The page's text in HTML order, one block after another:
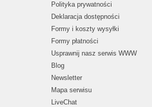
Polityka prywatności
Deklaracja dostępności
Formy i koszty wysyłki
Formy płatności
Usprawnij nasz serwis WWW
Blog
Newsletter
Mapa serwisu
LiveChat